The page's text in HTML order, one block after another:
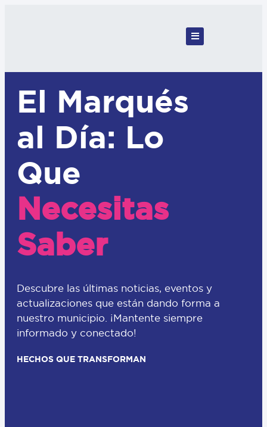
El Marqués
al Día: Lo
Que
Necesitas
Saber
Descubre las últimas noticias, eventos y
actualizaciones que están dando forma a
nuestro municipio. ¡Mantente siempre
informado y conectado!
HECHOS QUE TRANSFORMAN